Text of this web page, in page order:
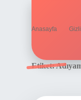
Anasayfa
Etiket: